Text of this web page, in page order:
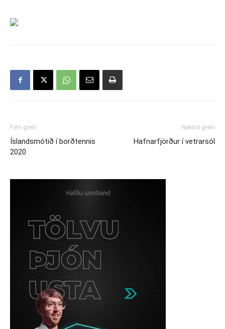
Fyrri grein
Íslandsmótið í borðtennis
2020
Næsta grein
Hafnarfjörður í vetrarsól